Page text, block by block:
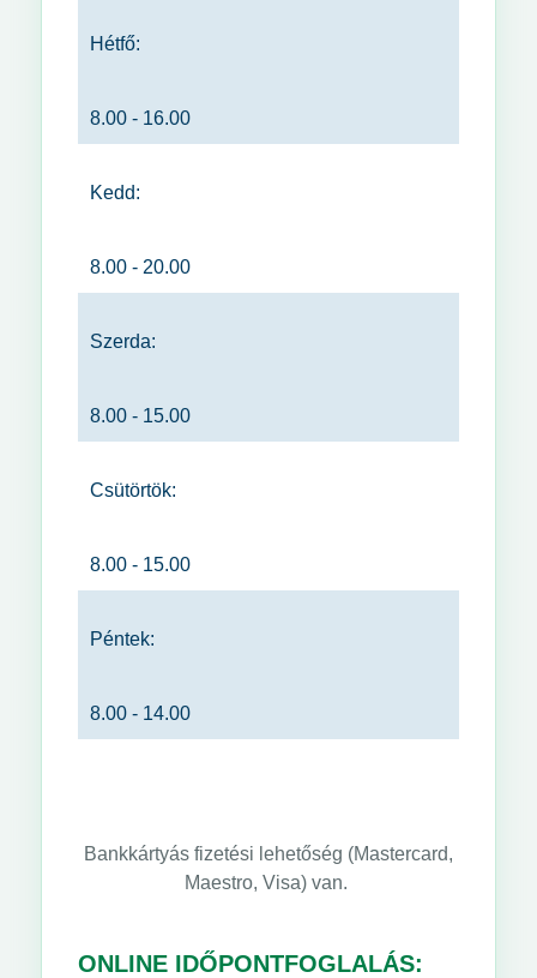
Hétfő:
8.00 - 16.00
Kedd:
8.00 - 20.00
Szerda:
8.00 - 15.00
Csütörtök:
8.00 - 15.00
Péntek:
8.00 - 14.00
Bankkártyás fizetési lehetőség (Mastercard,
Maestro, Visa) van.
ONLINE IDŐPONTFOGLALÁS: